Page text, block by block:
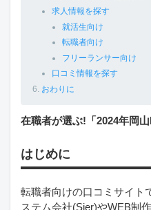
求人情報を探す
就活生向け
転職者向け
フリーランサー向け
口コミ情報を探す
おわりに
在職者が選ぶ!「2024年岡山
はじめに
転職者向けの口コミサイト
ステム会社(Sier)やWEB制